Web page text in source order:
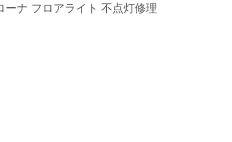
ーナ フロアライト 不点灯修理